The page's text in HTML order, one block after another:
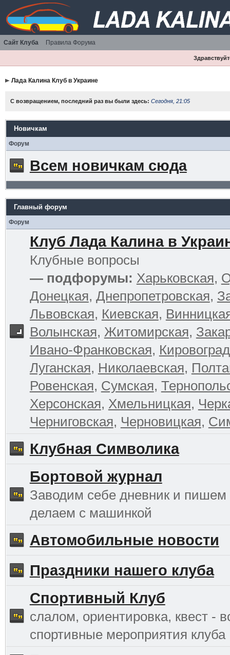
Сайт Клуба Правила Форума
Лада Калина Клуб в Украине
С возвращением, последний раз вы были здесь: Сегодня, 21:05
Новичкам
Форум
Всем новичкам сюда
Главный форум
Форум
Клуб Лада Калина в
Клубные вопросы
— подфорумы: Харьковская,
Донецкая, Днепропетровская,
Львовская, Киевская,
Волынская, Житомирская,
Ивано-Франковская,
Луганская, Николаевская,
Ровенская, Сумская,
Херсонская, Хмельницкая,
Черниговская, Черновицкая,
Клубная Символика
Бортовой журнал
Заводим себе дневник и пишем
делаем с машинкой
Автомобильные новости
Праздники нашего клуба
Спортивный Клуб
слалом, ориентировка, квест -
спортивные мероприятия клуба